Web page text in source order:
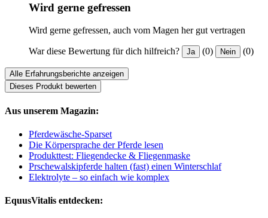
Wird gerne gefressen
Wird gerne gefressen, auch vom Magen her gut vertragen
War diese Bewertung für dich hilfreich? Ja (0) Nein (0)
Alle Erfahrungsberichte anzeigen
Dieses Produkt bewerten
Aus unserem Magazin:
Pferdewäsche-Sparset
Die Körpersprache der Pferde lesen
Produkttest: Fliegendecke & Fliegenmaske
Prschewalskipferde halten (fast) einen Winterschlaf
Elektrolyte – so einfach wie komplex
EquusVitalis entdecken: